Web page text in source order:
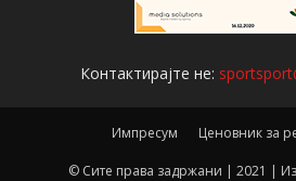
Контактирајте не:
Импресум Ценовник за
© Сите права задржани | 2021 |